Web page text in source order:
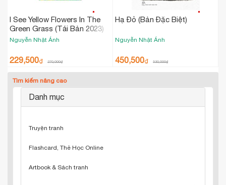
I See Yellow Flowers In The
Green Grass (Tái Bản 2023)
Nguyễn Nhật Ánh
229,500₫ 270,000₫
Hạ Đỏ (Bản Đặc Biệt)
Nguyễn Nhật Ánh
450,500₫ 530,000₫
Tìm kiếm nâng cao
Danh mục
Truyện tranh
Flashcard, Thẻ Học Online
Artbook & Sách tranh